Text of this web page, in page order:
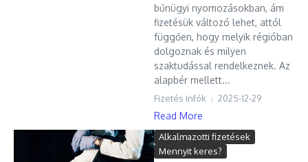
bűnügyi nyomozásokban, ám
fizetésük változó lehet, attól
függően, hogy melyik régióban
dolgoznak és milyen
szaktudással rendelkeznek. Az
alapbér mellett...
Fizetés Infók 2025-12-29
Read More
Alkalmazotti fizetések
Mennyit keres?